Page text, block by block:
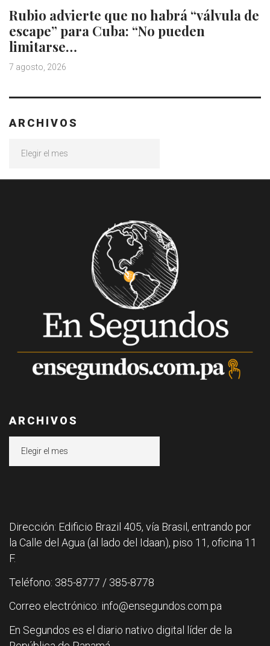
Rubio advierte que no habrá “válvula de
escape” para Cuba: “No pueden
limitarse…
7 agosto, 2026
ARCHIVOS
ARCHIVOS
Dirección: Edificio Brazil 405, vía Brasil, entrando por
la Calle del Agua (al lado del Idaan), piso 11, oficina 11
F.
Teléfono: 385-8777 / 385-8778
Correo electrónico: info@ensegundos.com.pa
En Segundos es el diario nativo digital líder de la